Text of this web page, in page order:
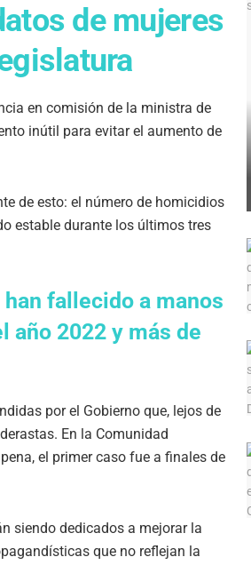
de mujeres
en comisión de la ministra de
inútil para evitar el aumento de
de esto: el número de homicidios
estable durante los últimos tres
fallecido a manos
año 2022 y más de
por el Gobierno que, lejos de
En la Comunidad
el primer caso fue a finales de
siendo dedicados a mejorar la
que no reflejan la